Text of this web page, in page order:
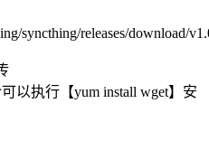
syncthing/releases/download/
以执行【yum install wget】安